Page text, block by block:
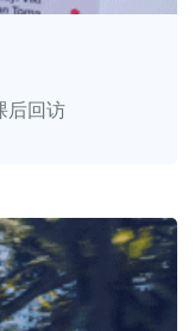
后回访